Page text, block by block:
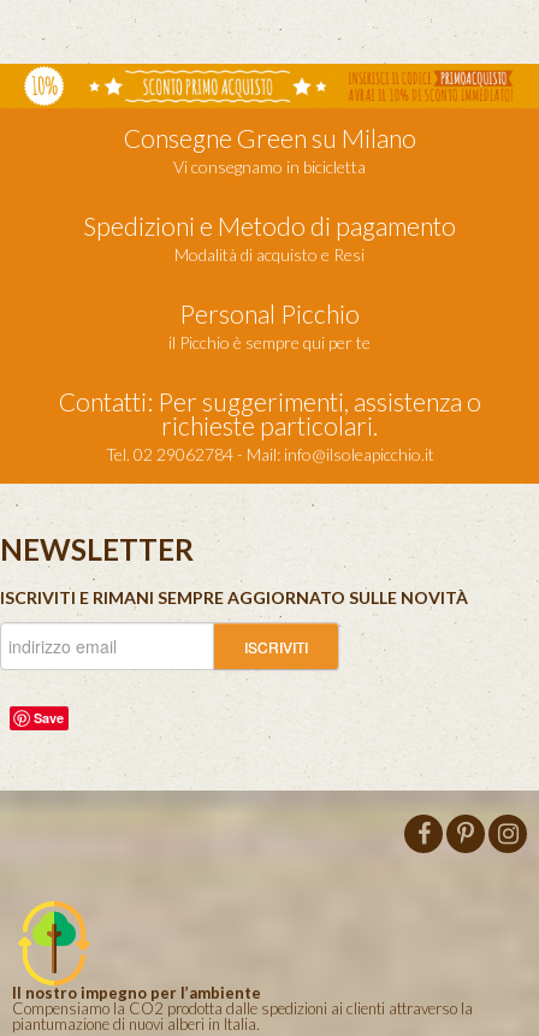
Consegne Green su Milano
Vi consegnamo in bicicletta
Spedizioni e Metodo di pagamento
Modalità di acquisto e Resi
Personal Picchio
il Picchio è sempre qui per te
Contatti: Per suggerimenti, assistenza o
richieste particolari.
Tel. 02 29062784 - Mail: info@ilsoleapicchio.it
NEWSLETTER
ISCRIVITI E RIMANI SEMPRE AGGIORNATO SULLE NOVITÀ
Save
Il nostro impegno per l’ambiente
Compensiamo la CO2 prodotta dalle spedizioni ai clienti attraverso la
piantumazione di nuovi alberi in Italia.